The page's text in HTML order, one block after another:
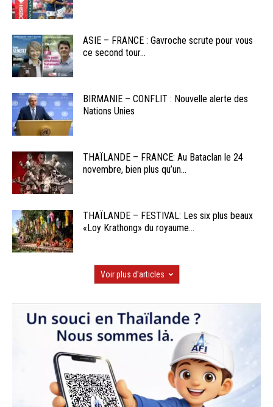
ASIE – FRANCE : Gavroche scrute pour vous
ce second tour...
BIRMANIE – CONFLIT : Nouvelle alerte des
Nations Unies
THAÏLANDE – FRANCE: Au Bataclan le 24
novembre, bien plus qu’un...
THAÏLANDE – FESTIVAL: Les six plus beaux
«Loy Krathong» du royaume...
Voir plus d'articles